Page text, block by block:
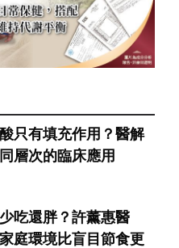
只有填充作用？醫解
層次的臨床應用
吃還胖？許薰惠醫
庭環境比盲目節食更